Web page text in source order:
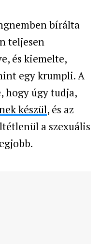
bírálta
teljesen
és kiemelte,
egy krumpli. A
hogy úgy tudja,
készül, és az
a szexuális